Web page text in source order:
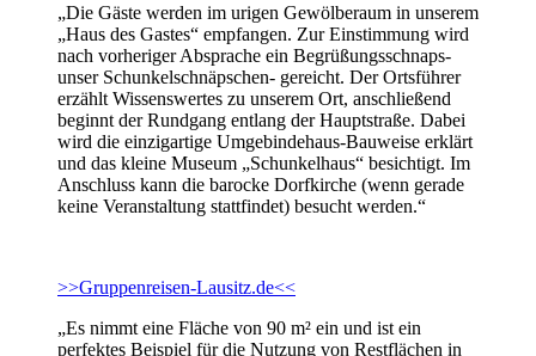
„Die Gäste werden im urigen Gewölberaum in unserem
„Haus des Gastes“ empfangen. Zur Einstimmung wird
nach vorheriger Absprache ein Begrüßungsschnaps-
unser Schunkelschnäpschen- gereicht. Der Ortsführer
erzählt Wissenswertes zu unserem Ort, anschließend
beginnt der Rundgang entlang der Hauptstraße. Dabei
wird die einzigartige Umgebindehaus-Bauweise erklärt
und das kleine Museum „Schunkelhaus“ besichtigt. Im
Anschluss kann die barocke Dorfkirche (wenn gerade
keine Veranstaltung stattfindet) besucht werden.“
>>Gruppenreisen-Lausitz.de<<
„Es nimmt eine Fläche von 90 m² ein und ist ein
perfektes Beispiel für die Nutzung von Restflächen in